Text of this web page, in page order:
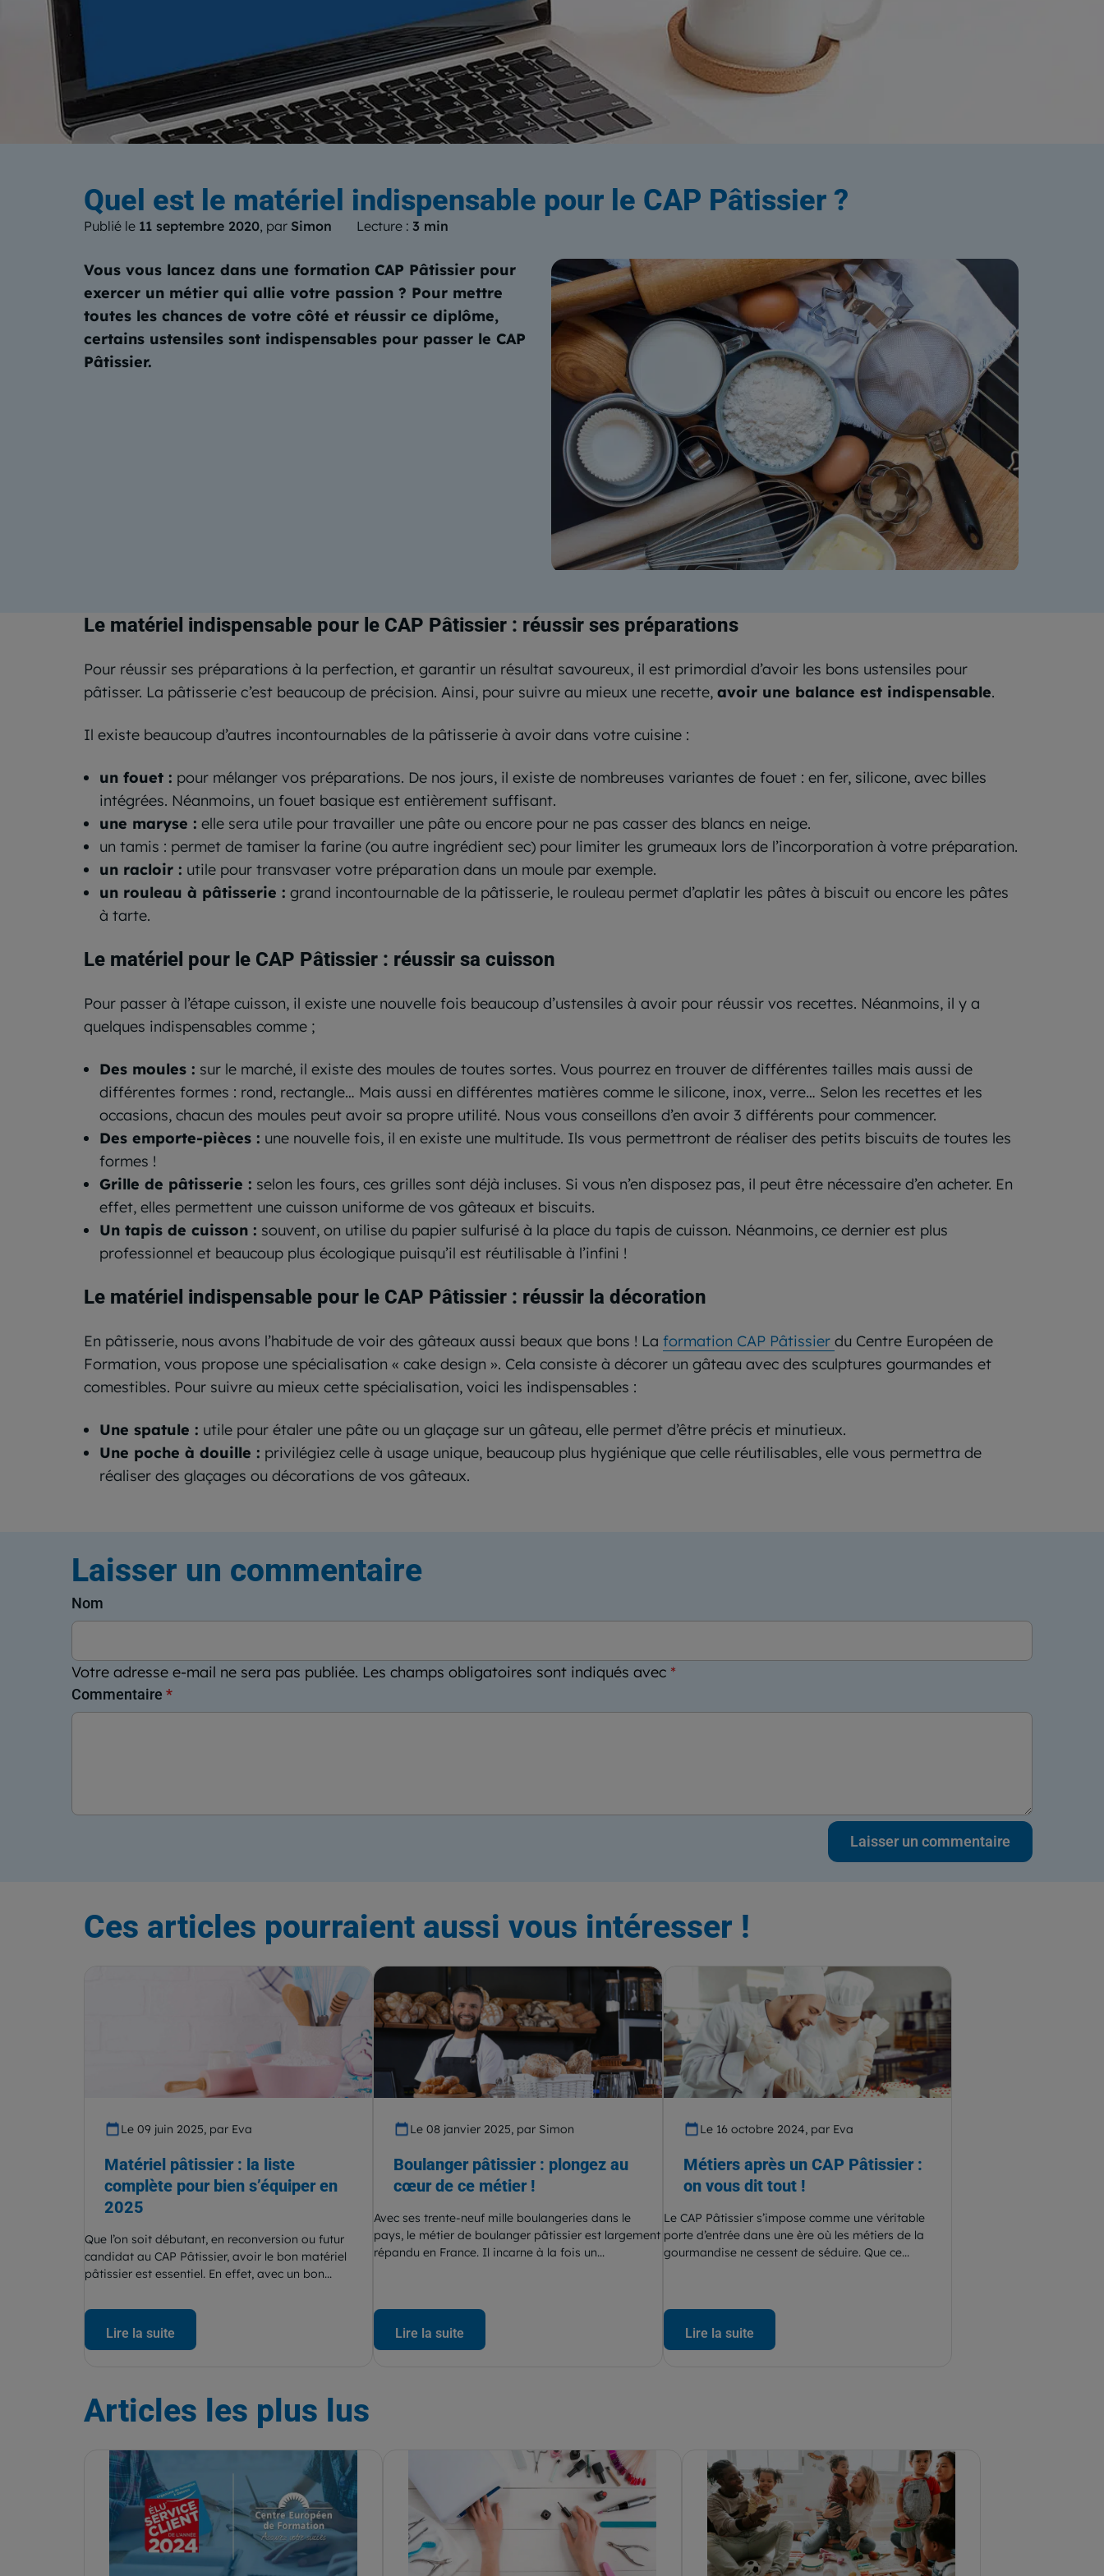
Le blogdu Centre Européen de Formation
Quel est le matériel indispensable pour le CAP Pâtissier ?
Publié le 11 septembre 2020, par Simon Lecture : 3 min
Vous vous lancez dans une formation CAP Pâtissier pour
exercer un métier qui allie votre passion ? Pour mettre
toutes les chances de votre côté et réussir ce diplôme,
certains ustensiles sont indispensables pour passer le CAP
Pâtissier.
Le matériel indispensable pour le CAP Pâtissier : réussir ses préparations
Pour réussir ses préparations à la perfection, et garantir un résultat savoureux, il est primordial d’avoir les bons ustensiles pour
pâtisser. La pâtisserie c’est beaucoup de précision. Ainsi, pour suivre au mieux une recette, avoir une balance est indispensable.
Il existe beaucoup d’autres incontournables de la pâtisserie à avoir dans votre cuisine :
un fouet : pour mélanger vos préparations. De nos jours, il existe de nombreuses variantes de fouet : en fer, silicone, avec billes
intégrées. Néanmoins, un fouet basique est entièrement suffisant.
une maryse : elle sera utile pour travailler une pâte ou encore pour ne pas casser des blancs en neige.
un tamis : permet de tamiser la farine (ou autre ingrédient sec) pour limiter les grumeaux lors de l’incorporation à votre préparation.
un racloir : utile pour transvaser votre préparation dans un moule par exemple.
un rouleau à pâtisserie : grand incontournable de la pâtisserie, le rouleau permet d’aplatir les pâtes à biscuit ou encore les pâtes
à tarte.
Le matériel pour le CAP Pâtissier : réussir sa cuisson
Pour passer à l’étape cuisson, il existe une nouvelle fois beaucoup d’ustensiles à avoir pour réussir vos recettes. Néanmoins, il y a
quelques indispensables comme ;
Des moules : sur le marché, il existe des moules de toutes sortes. Vous pourrez en trouver de différentes tailles mais aussi de
différentes formes : rond, rectangle… Mais aussi en différentes matières comme le silicone, inox, verre… Selon les recettes et les
occasions, chacun des moules peut avoir sa propre utilité. Nous vous conseillons d’en avoir 3 différents pour commencer.
Des emporte-pièces : une nouvelle fois, il en existe une multitude. Ils vous permettront de réaliser des petits biscuits de toutes les
formes !
Grille de pâtisserie : selon les fours, ces grilles sont déjà incluses. Si vous n’en disposez pas, il peut être nécessaire d’en acheter. En
effet, elles permettent une cuisson uniforme de vos gâteaux et biscuits.
Un tapis de cuisson : souvent, on utilise du papier sulfurisé à la place du tapis de cuisson. Néanmoins, ce dernier est plus
professionnel et beaucoup plus écologique puisqu’il est réutilisable à l’infini !
Le matériel indispensable pour le CAP Pâtissier : réussir la décoration
En pâtisserie, nous avons l’habitude de voir des gâteaux aussi beaux que bons ! La formation CAP Pâtissier du Centre Européen de
Formation, vous propose une spécialisation « cake design ». Cela consiste à décorer un gâteau avec des sculptures gourmandes et
comestibles. Pour suivre au mieux cette spécialisation, voici les indispensables :
Une spatule : utile pour étaler une pâte ou un glaçage sur un gâteau, elle permet d’être précis et minutieux.
Une poche à douille : privilégiez celle à usage unique, beaucoup plus hygiénique que celle réutilisables, elle vous permettra de
réaliser des glaçages ou décorations de vos gâteaux.
Laisser un commentaire
Votre adresse e-mail ne sera pas publiée. Les champs obligatoires sont indiqués avec *
Nom
Commentaire *
Ces articles pourraient aussi vous intéresser !
Le 09 juin 2025, par Eva
Matériel pâtissier : la liste
complète pour bien s’équiper en
2025
Que l’on soit débutant, en reconversion ou futur
candidat au CAP Pâtissier, avoir le bon matériel
pâtissier est essentiel. En effet, avec un bon...
Lire la suite
Le 08 janvier 2025, par Simon
Boulanger pâtissier : plongez au
cœur de ce métier !
Avec ses trente-neuf mille boulangeries dans le
pays, le métier de boulanger pâtissier est largement
répandu en France. Il incarne à la fois un...
Lire la suite
Le 16 octobre 2024, par Eva
Métiers après un CAP Pâtissier :
on vous dit tout !
Le CAP Pâtissier s’impose comme une véritable
porte d’entrée dans une ère où les métiers de la
gourmandise ne cessent de séduire. Que ce...
Lire la suite
Articles les plus lus